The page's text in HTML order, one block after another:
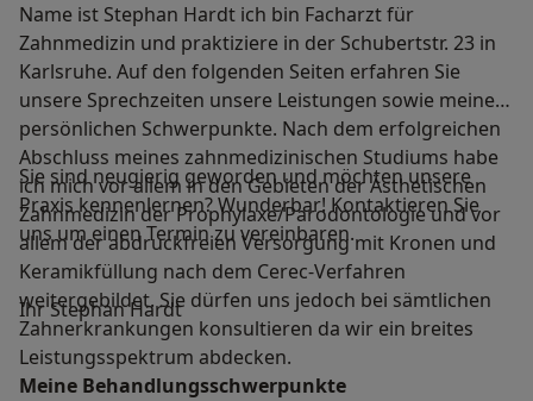
Name ist Stephan Hardt ich bin Facharzt für
Zahnmedizin und praktiziere in der Schubertstr. 23 in
Karlsruhe. Auf den folgenden Seiten erfahren Sie
unsere Sprechzeiten unsere Leistungen sowie meine
persönlichen Schwerpunkte. Nach dem erfolgreichen
Abschluss meines zahnmedizinischen Studiums habe
ich mich vor allem in den Gebieten der Ästhetischen
Zahnmedizin der Prophylaxe/Parodontologie und vor
allem der abdruckfreien Versorgung mit Kronen und
Keramikfüllung nach dem Cerec-Verfahren
weitergebildet. Sie dürfen uns jedoch bei sämtlichen
Zahnerkrankungen konsultieren da wir ein breites
Leistungsspektrum abdecken.
Sie sind neugierig geworden und möchten unsere
Praxis kennenlernen? Wunderbar! Kontaktieren Sie
uns um einen Termin zu vereinbaren.
Ihr Stephan Hardt
Meine Behandlungs­schwerpunkte